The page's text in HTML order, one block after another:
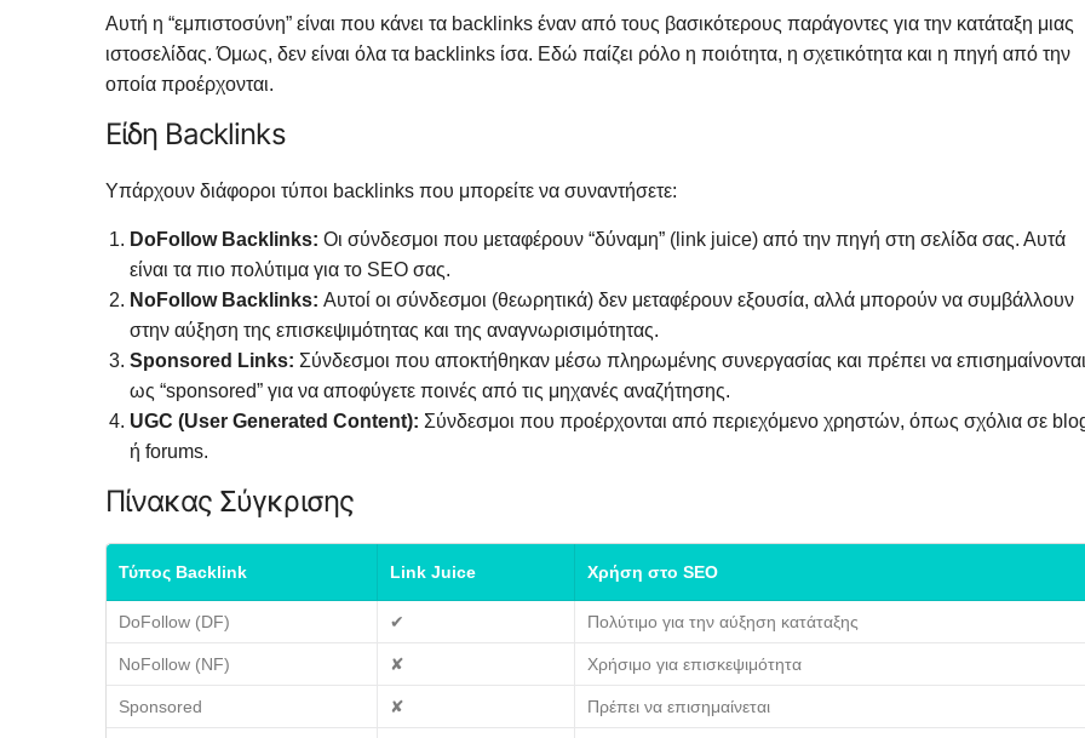
Αυτή η “εμπιστοσύνη” είναι που κάνει τα backlinks έναν από τους βασικότερους παράγοντες για την κατάταξη μιας
ιστοσελίδας. Όμως, δεν είναι όλα τα backlinks ίσα. Εδώ παίζει ρόλο η ποιότητα, η σχετικότητα και η πηγή από την
οποία προέρχονται.
Είδη Backlinks
Υπάρχουν διάφοροι τύποι backlinks που μπορείτε να συναντήσετε:
DoFollow Backlinks: Οι σύνδεσμοι που μεταφέρουν “δύναμη” (link juice) από την πηγή στη σελίδα σας. Αυτά
είναι τα πιο πολύτιμα για το SEO σας.
NoFollow Backlinks: Αυτοί οι σύνδεσμοι (θεωρητικά) δεν μεταφέρουν εξουσία, αλλά μπορούν να συμβάλλουν
στην αύξηση της επισκεψιμότητας και της αναγνωρισιμότητας.
Sponsored Links: Σύνδεσμοι που αποκτήθηκαν μέσω πληρωμένης συνεργασίας και πρέπει να επισημαίνονται
ως “sponsored” για να αποφύγετε ποινές από τις μηχανές αναζήτησης.
UGC (User Generated Content): Σύνδεσμοι που προέρχονται από περιεχόμενο χρηστών, όπως σχόλια σε
ή forums.
Πίνακας Σύγκρισης
Τύπος Backlink Link Juice Χρήση στο SEO
DoFollow (DF) ✔ Πολύτιμο για την αύξηση κατάταξης
NoFollow (NF) ✘ Χρήσιμο για επισκεψιμότητα
Sponsored ✘ Πρέπει να επισημαίνεται